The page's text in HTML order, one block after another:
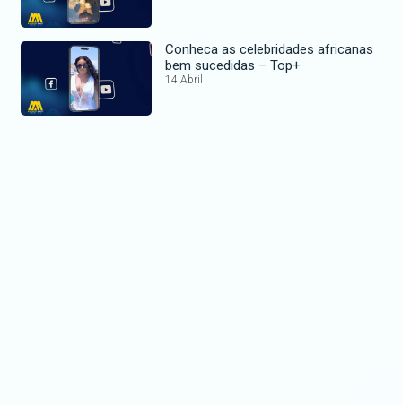
Conheca as celebridades africanas
bem sucedidas – Top+
14 Abril